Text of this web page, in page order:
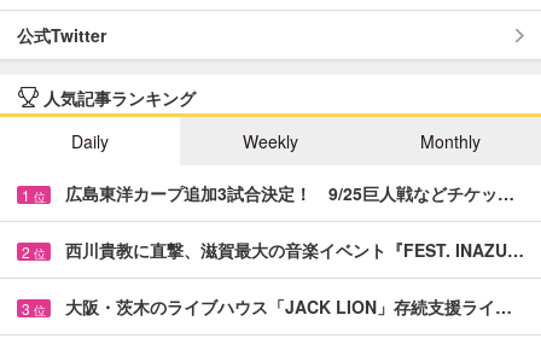
公式Twitter
人気記事ランキング
Daily
Weekly Monthly
1 位 広島東洋カープ追加3試合決定！ 9/25巨人戦などチケッ…
2 位 西川貴教に直撃、滋賀最大の音楽イベント『FEST. INAZU…
3 位 大阪・茨木のライブハウス「JACK LION」存続支援ライ…